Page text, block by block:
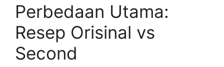
Perbedaan Utama:
Resep Orisinal vs
Second